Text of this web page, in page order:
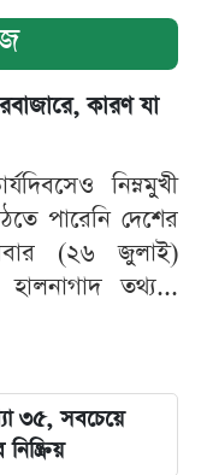
কারণ যা
নিম্নমুখী
পারেনি দেশের
(২৬ জুলাই)
তথ্য...
৩৫, সবচেয়ে